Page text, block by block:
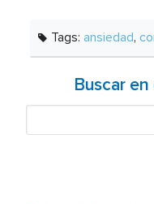
Tags:ansiedad,
Buscar